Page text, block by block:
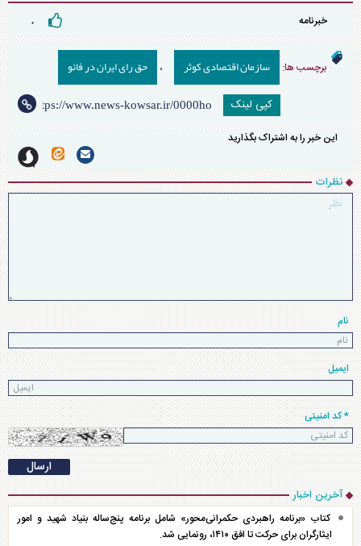
خبرنامه ۰
برچسب ها: سازمان اقتصادی کوثر ، حق رای ایران در فائو
کپی لینک
این خبر را به اشتراک بگذارید
نظرات
نام
ایمیل
* کد امنیتی
آخرین اخبار
کتاب «برنامه راهبردی حکمرانی‌محور» شامل برنامه پنج‌ساله بنیاد شهید و امور
ایثارگران برای حرکت تا افق ۱۴۱۰، رونمایی شد.